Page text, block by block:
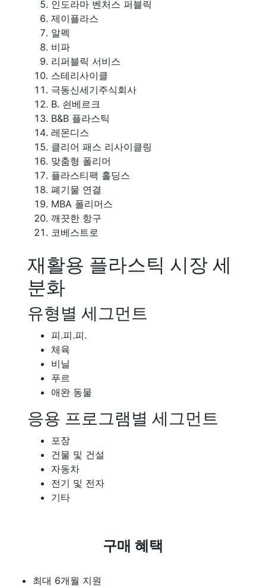
인도라마 벤처스 퍼블릭
제이플라스
알펙
비파
리퍼블릭 서비스
스테리사이클
극동신세기주식회사
B. 쇤베르크
B&B 플라스틱
레몬디스
클리어 패스 리사이클링
맞춤형 폴리머
플라스티팩 홀딩스
폐기물 연결
MBA 폴리머스
깨끗한 항구
코베스트로
재활용 플라스틱 시장 세
분화
유형별 세그먼트
피.피.피.
체육
비닐
푸르
애완 동물
응용 프로그램별 세그먼트
포장
건물 및 건설
자동차
전기 및 전자
기타
구매 혜택
최대 6개월 지원